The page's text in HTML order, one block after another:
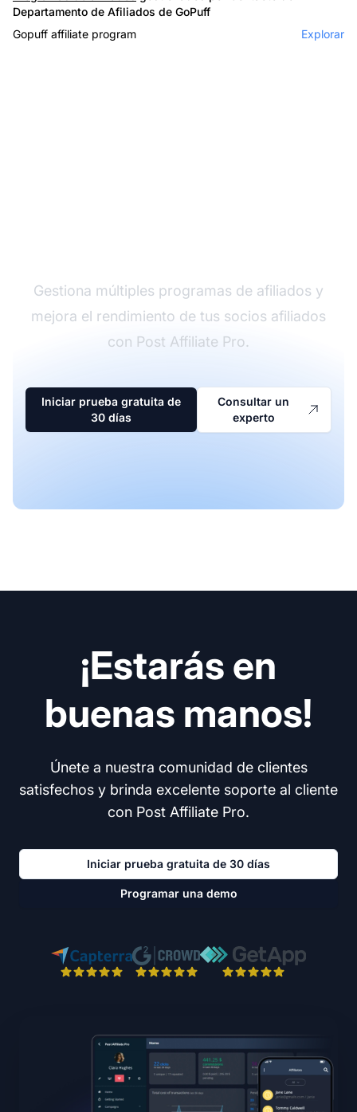
Departamento de Afiliados de GoPuff
Gopuff affiliate program
Explorar
Gestiona múltiples programas de afiliados y
mejora el rendimiento de tus socios afiliados
con Post Affiliate Pro.
Iniciar prueba gratuita de
30 días
Consultar un
experto
¡Estarás en
buenas manos!
Únete a nuestra comunidad de clientes
satisfechos y brinda excelente soporte al cliente
con Post Affiliate Pro.
Iniciar prueba gratuita de 30 días
Programar una demo